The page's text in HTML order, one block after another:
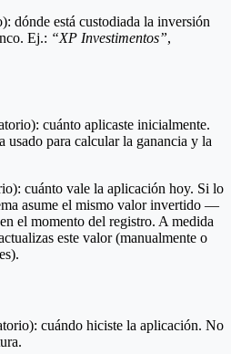
dónde está custodiada la inversión
Ej.: “XP Investimentos”,
cuánto aplicaste inicialmente.
usado para calcular la ganancia y la
cuánto vale la aplicación hoy. Si lo
asume el mismo valor invertido —
el momento del registro. A medida
este valor (manualmente o
cuándo hiciste la aplicación. No